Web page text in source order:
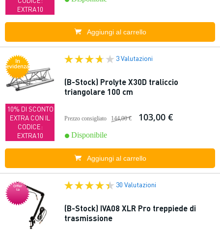
EXTRA10
Aggiungi al carrello
In
evidenza
10% DI SCONTO
EXTRA CON IL
CODICE:
EXTRA10
3 Valutazioni
(B-Stock) Prolyte X30D traliccio
triangolare 100 cm
Prezzo consigliato 144,00 € 103,00 €
Disponibile
Aggiungi al carrello
Offer
ta
30 Valutazioni
(B-Stock) IVA08 XLR Pro treppiede di
trasmissione